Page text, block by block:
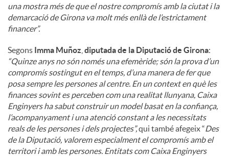
una mostra més de que el nostre compromís amb la ciutat i la
demarcació de Girona va molt més enllà de l’estrictament
financer”.
Segons Imma Muñoz diputada de la Diputació de Girona:
“Quinze anys no són només una efemèride; són la prova d’un
compromís sostingut en el temps, d’una manera de fer que
posa sempre les persones al centre. En un context en què les
finances sovint es perceben com una realitat llunyana, Caixa
Enginyers ha sabut construir un model basat en la confiança,
l’acompanyament i una atenció constant a les necessitats
reals de les persones i dels projectes”,qui també afegeix “Des
de la Diputació, valorem especialment el compromís amb el
territori i amb les persones. Entitats com Caixa Enginyers